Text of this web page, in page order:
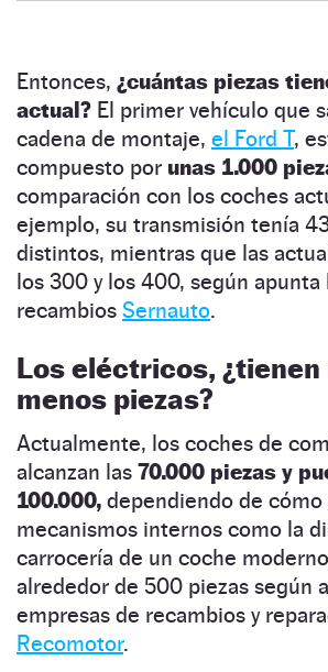
Entonces, ¿cuántas piezas
actual? El primer vehículo que
cadena de montaje, el Ford T,
compuesto por unas 1.000
comparación con los coches
ejemplo, su transmisión tenía
distintos, mientras que las
los 300 y los 400, según apunta
recambios Sernauto.
Los eléctricos, ¿tienen
menos piezas?
Actualmente, los coches de
alcanzan las 70.000 piezas y
100.000, dependiendo de
mecanismos internos como la
carrocería de un coche
alrededor de 500 piezas según
empresas de recambios y
Recomotor.